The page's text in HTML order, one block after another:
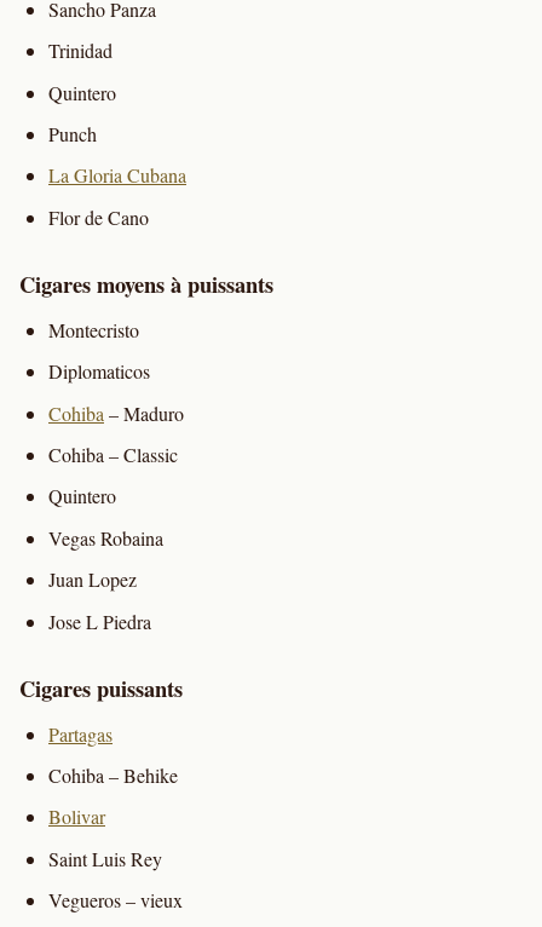
Sancho Panza
Trinidad
Quintero
Punch
La Gloria Cubana
Flor de Cano
Cigares moyens à puissants
Montecristo
Diplomaticos
Cohiba – Maduro
Cohiba – Classic
Quintero
Vegas Robaina
Juan Lopez
Jose L Piedra
Cigares puissants
Partagas
Cohiba – Behike
Bolivar
Saint Luis Rey
Vegueros – vieux